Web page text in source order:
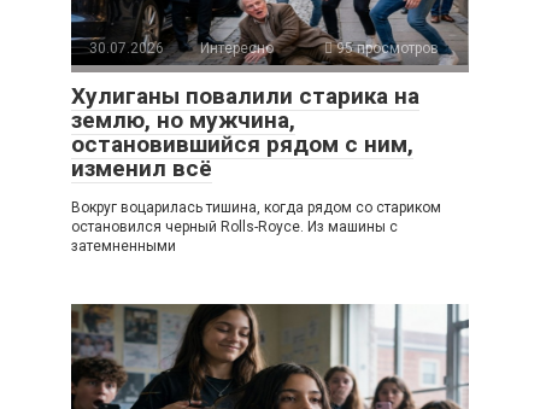
30.07.2026 Интересно 95 просмотров
Хулиганы повалили старика на
землю, но мужчина,
остановившийся рядом с ним,
изменил всё
Вокруг воцарилась тишина, когда рядом со стариком
остановился черный Rolls-Royce. Из машины с
затемненными